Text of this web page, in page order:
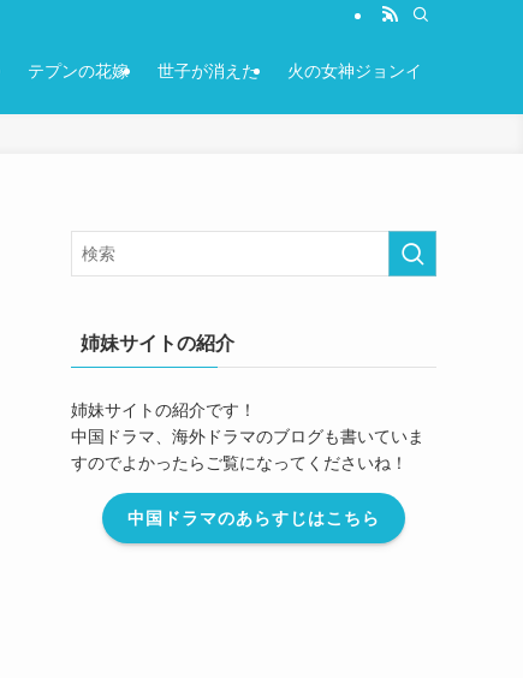
テプンの花嫁 世子が消えた 火の女神ジョンイ
姉妹サイトの紹介
姉妹サイトの紹介です！
中国ドラマ、海外ドラマのブログも書いていま
すのでよかったらご覧になってくださいね！
中国ドラマのあらすじはこちら